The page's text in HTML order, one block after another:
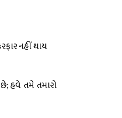
નહીં થાય
હવે તમે તમારો